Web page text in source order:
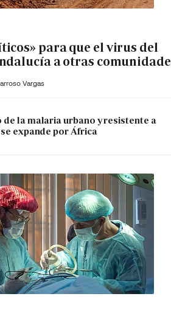
para que el virus del
a otras
Vargas
de la malaria urbano y resistente a
expande por África